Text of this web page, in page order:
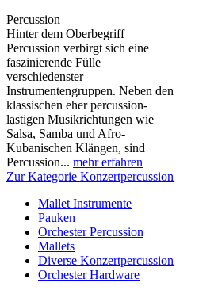
Percussion
Hinter dem Oberbegriff
Percussion verbirgt sich eine
faszinierende Fülle
verschiedenster
Instrumentengruppen. Neben den
klassischen eher percussion-
lastigen Musikrichtungen wie
Salsa, Samba und Afro-
Kubanischen Klängen, sind
Percussion... mehr erfahren
Zur Kategorie Konzertpercussion
Mallet Instrumente
Pauken
Orchester Percussion
Mallets
Diverse Konzertpercussion
Orchester Hardware